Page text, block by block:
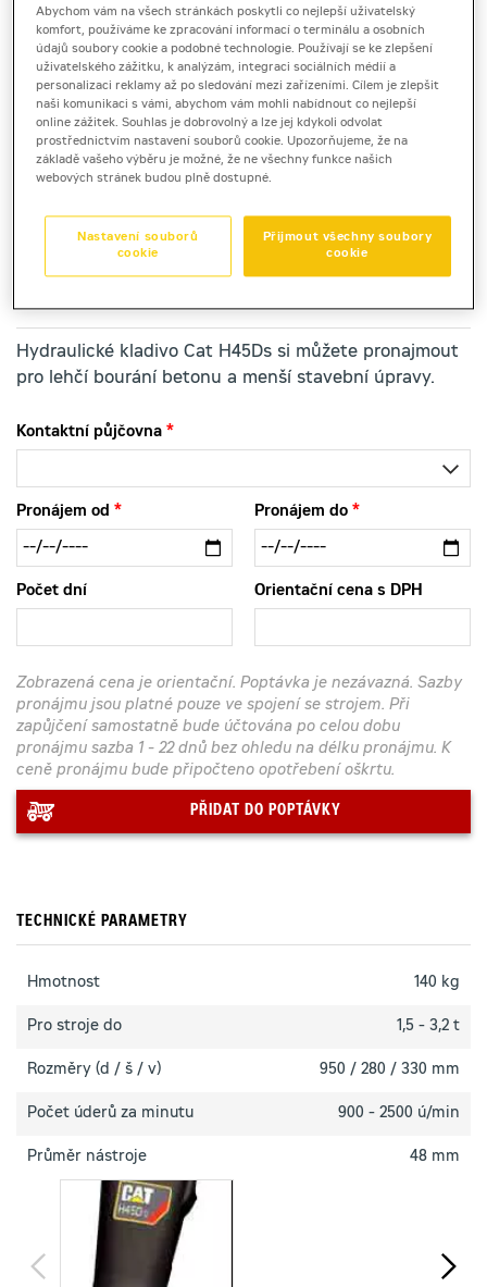
2 226 Kč s DPH
23 a více dnů
1 630 Kč bez DPH
1 972 Kč s DPH
Kauce
20 000 Kč
hydraulické kladivo
Hydraulické kladivo Cat H45Ds si můžete pronajmout
pro lehčí bourání betonu a menší stavební úpravy.
Kontaktní půjčovna
Pronájem od Pronájem do
Počet dní Orientační cena s DPH
Zobrazená cena je orientační. Poptávka je nezávazná. Sazby
pronájmu jsou platné pouze ve spojení se strojem. Při
zapůjčení samostatně bude účtována po celou dobu
pronájmu sazba 1 - 22 dnů bez ohledu na délku pronájmu. K
ceně pronájmu bude připočteno opotřebení oškrtu.
PŘIDAT DO POPTÁVKY
TECHNICKÉ PARAMETRY
Hmotnost 140 kg
Pro stroje do 1,5 - 3,2 t
Rozměry (d / š / v) 950 / 280 / 330 mm
Počet úderů za minutu 900 - 2500 ú/min
Průměr nástroje 48 mm
Abychom vám na všech stránkách poskytli co nejlepší uživatelský
komfort, používáme ke zpracování informací o terminálu a osobních
údajů soubory cookie a podobné technologie. Používají se ke zlepšení
uživatelského zážitku, k analýzám, integraci sociálních médií a
personalizaci reklamy až po sledování mezi zařízeními. Cílem je zlepšit
naši komunikaci s vámi, abychom vám mohli nabídnout co nejlepší
online zážitek. Souhlas je dobrovolný a lze jej kdykoli odvolat
prostřednictvím nastavení souborů cookie. Upozorňujeme, že na
základě vašeho výběru je možné, že ne všechny funkce našich
webových stránek budou plně dostupné.
Přijmout všechny soubory
cookie
Nastavení souborů
cookie